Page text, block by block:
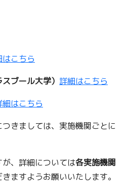
はこちら
ブール大学） 詳細はこちら
細はこちら
きましては、実施機関ごとに
、詳細については各実施機関
きますようお願いいたします。